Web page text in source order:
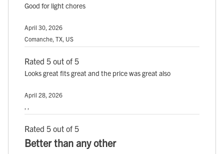
Good for light chores
April 30, 2026
Comanche, TX, US
Rated 5 out of 5
Looks great fits great and the price was great also
April 28, 2026
Rated 5 out of 5
Better than any other